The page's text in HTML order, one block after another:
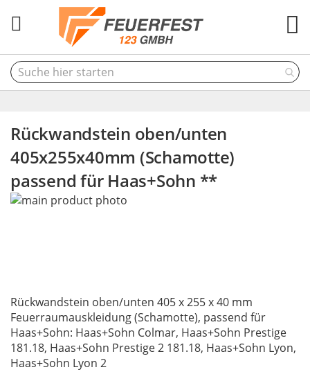
Rückwandstein oben/unten
405x255x40mm (Schamotte)
passend für Haas+Sohn **
Rückwandstein oben/unten 405 x 255 x 40 mm
Feuerraumauskleidung (Schamotte), passend für
Haas+Sohn: Haas+Sohn Colmar, Haas+Sohn Prestige
181.18, Haas+Sohn Prestige 2 181.18, Haas+Sohn Lyon,
Haas+Sohn Lyon 2
Skip
gallery
to
the
beginning
of
the